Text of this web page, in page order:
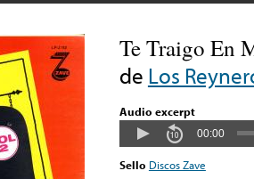
Te Traigo En
de Los
Audio excerpt
00:00
Sello Discos Zave